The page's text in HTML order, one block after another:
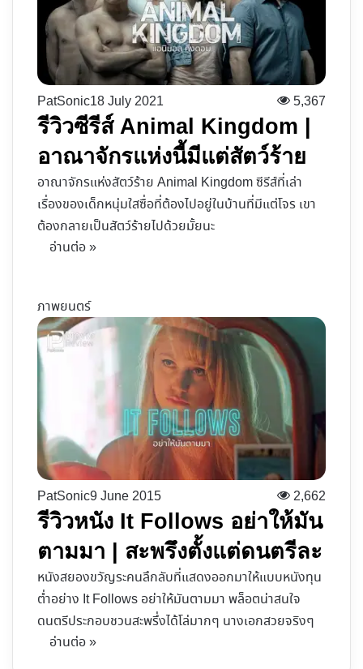
PatSonic18 July 2021 5,367
รีวิวซีรีส์​ Animal Kingdom |
อาณาจักรแห่งนี้มีแต่สัตว์ร้าย
อาณาจักรแห่งสัตว์ร้าย Animal Kingdom ซีรีส์ที่เล่า
เรื่องของเด็กหนุ่มใสซื่อที่ต้องไปอยู่ในบ้านที่มีแต่โจร เขา
ต้องกลายเป็นสัตว์ร้ายไปด้วยมั้ยนะ
อ่านต่อ »
ภาพยนตร์
PatSonic9 June 2015 2,662
รีวิวหนัง It Follows อย่าให้มัน
ตามมา | สะพรึงตั้งแต่ดนตรีละ
หนังสยองขวัญระคนลึกลับที่แสดงออกมาให้แบบหนังทุน
ต่ำอย่าง It Follows อย่าให้มันตามมา พล็อตน่าสนใจ
ดนตรีประกอบชวนสะพรึ่งได้โล่มากๆ นางเอกสวยจริงๆ
อ่านต่อ »